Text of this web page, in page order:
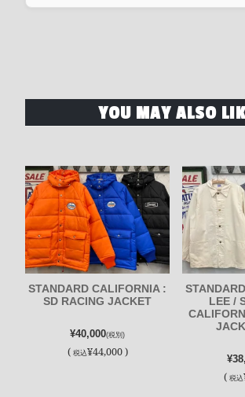
YOU MAY ALSO
STANDARD CALIFORNIA :
SD RACING JACKET
¥40,000(税別)
( 税込¥44,000 )
LEE /
(税込